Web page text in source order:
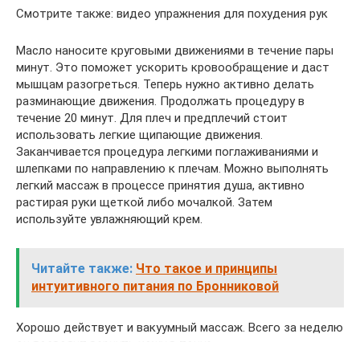
Смотрите также: видео упражнения для похудения рук
Масло наносите круговыми движениями в течение пары
минут. Это поможет ускорить кровообращение и даст
мышцам разогреться. Теперь нужно активно делать
разминающие движения. Продолжать процедуру в
течение 20 минут. Для плеч и предплечий стоит
использовать легкие щипающие движения.
Заканчивается процедура легкими поглаживаниями и
шлепками по направлению к плечам. Можно выполнять
легкий массаж в процессе принятия душа, активно
растирая руки щеткой либо мочалкой. Затем
используйте увлажняющий крем.
Читайте также: Что такое и принципы
интуитивного питания по Бронниковой
Хорошо действует и вакуумный массаж. Всего за неделю